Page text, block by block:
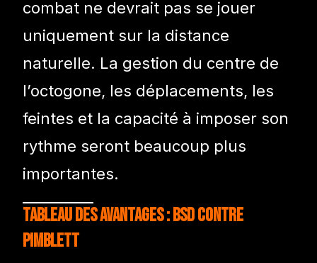
combat ne devrait pas se jouer
uniquement sur la distance
naturelle. La gestion du centre de
l’octogone, les déplacements, les
feintes et la capacité à imposer son
rythme seront beaucoup plus
importantes.
Tableau des avantages : BSD contre
Pimblett